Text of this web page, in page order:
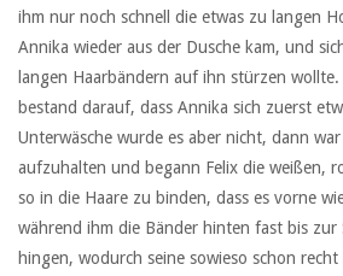
ihm nur noch schnell die etwas zu langen
Annika wieder aus der Dusche kam, und
langen Haarbändern auf ihn stürzen
bestand darauf, dass Annika sich zuerst
Unterwäsche wurde es aber nicht, dann
aufzuhalten und begann Felix die weißen,
so in die Haare zu binden, dass es vorne
während ihm die Bänder hinten fast bis
hingen, wodurch seine sowieso schon